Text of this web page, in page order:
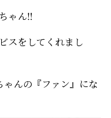
ゃん‼
スをしてくれまし
んの『ファン』にな